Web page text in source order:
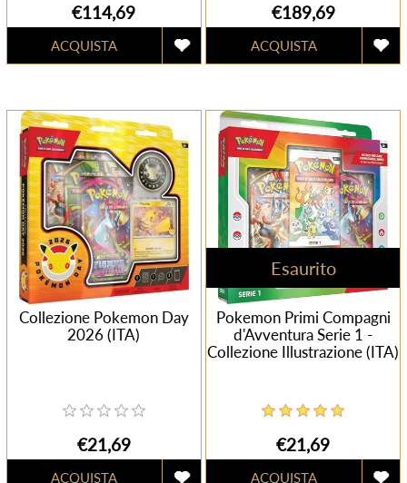
€114,69 €189,69
Collezione Pokemon Day
2026 (ITA)
€21,69
Esaurito
Pokemon Primi Compagni
d'Avventura Serie 1 -
Collezione Illustrazione (ITA)
€21,69